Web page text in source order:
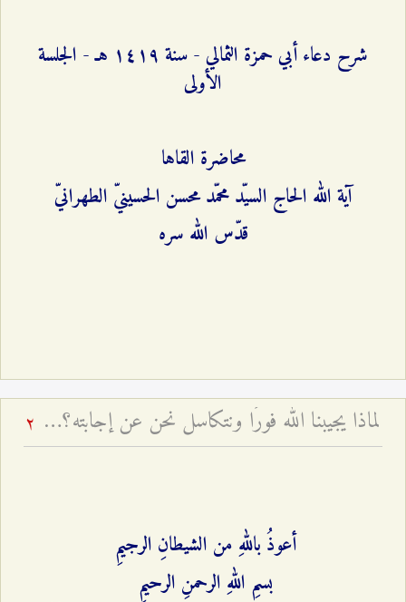
شرح دعاء أبي حمزة الثمالي - سنة ۱٤۱٩ هـ - الجلسة
الأولى
محاضرة القاها
آية الله الحاج السيّد محمّد محسن الحسينيّ الطهرانيّ
قدّس الله سره
لماذا يجيبنا الله فورًا ونتكاسل نحن عن إجابته؟ - تغيّر أحوال أصحاب المسؤوليّة 2
أعوذُ باللهِ من الشيطانِ الرجيمِ
بسمِ اللهِ الرحمنِ الرحيمِ